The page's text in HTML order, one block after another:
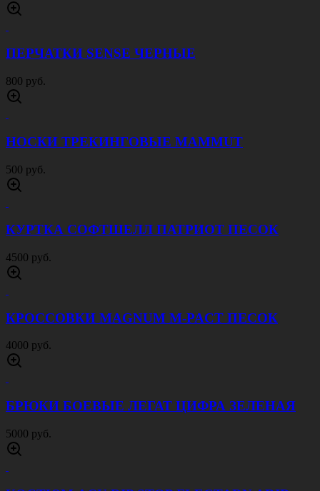
ПЕРЧАТКИ SENSE ЧЕРНЫЕ
800 руб.
НОСКИ ТРЕКИНГОВЫЕ MAMMUT
500 руб.
КУРТКА СОФТШЕЛЛ ПАТРИОТ ПЕСОК
4500 руб.
КРОССОВКИ MAGNUM M-PACT ПЕСОК
4000 руб.
БРЮКИ БОЕВЫЕ ЛЕГАТ ЦИФРА ЗЕЛЕНАЯ
5000 руб.